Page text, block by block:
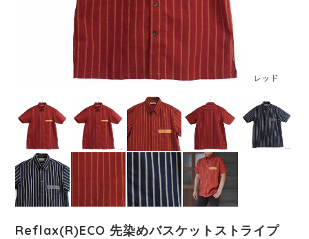
Reflax(R)ECO 先染めバスケットストライプ